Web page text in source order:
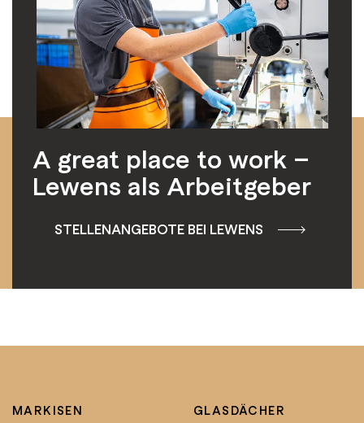
A great place to work –
Lewens als Arbeitgeber
STELLENANGEBOTE BEI LEWENS
MARKISEN
GLASDÄCHER